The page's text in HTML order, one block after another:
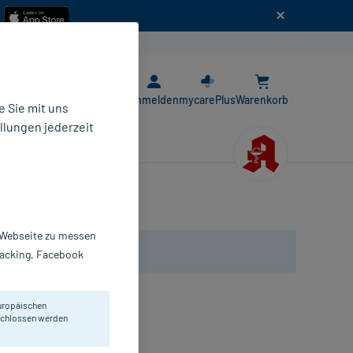
AnmeldenmycarePlusWarenkorb
Sie mit uns
jederzeit
zu messen
Facebook
werden